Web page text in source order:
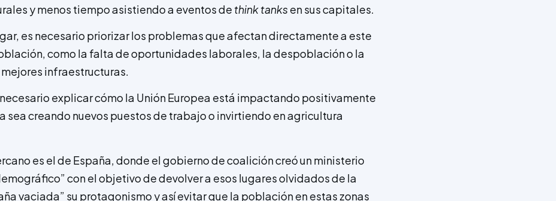
y menos tiempo asistiendo a eventos de think tanksen sus capitales.
es necesario priorizar los problemas que afectan directamente a este
como la falta de oportunidades laborales, la despoblación o la
infraestructuras.
explicar cómo la Unión Europea está i­mpactando positivamente
sea creando nuevos puestos de trabajo o invirtiendo en agricultura
es el de España, donde el gobierno de coalición creó un ministerio
con el objetivo de devolver a esos lugares olvidados de la
vaciada” su protagonismo y así evitar que la población en estas zonas